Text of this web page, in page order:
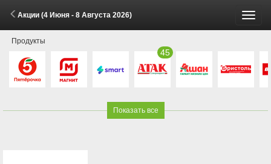
Акции (4 Июня - 8 Августа 2026)
Продукты
45
Показать все